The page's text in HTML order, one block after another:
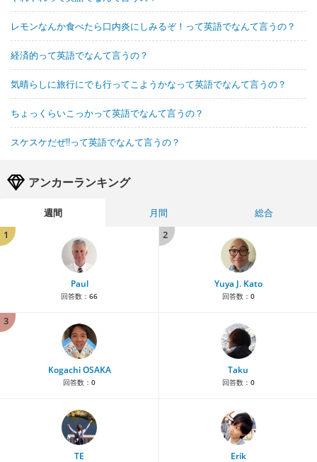
レモンなんか食べたら口内炎にしみるぞ！って英語でなんて言うの？
経済的って英語でなんて言うの？
気晴らしに旅行にでも行ってこようかなって英語でなんて言うの？
ちょっくらいこっかって英語でなんて言うの？
スケスケだぜ!!って英語でなんて言うの？
アンカーランキング
週間 月間
総合
1
Paul
回答数： 66
2
Yuya J. Kato
回答数： 0
3
Kogachi OSAKA
回答数： 0
Taku
回答数： 0
TE Erik